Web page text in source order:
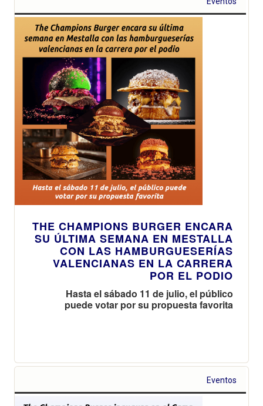
THE CHAMPIONS BURGER ENCARA
SU ÚLTIMA SEMANA EN MESTALLA
CON LAS HAMBURGUESERÍAS
VALENCIANAS EN LA CARRERA
POR EL PODIO
Hasta el sábado 11 de julio, el público
puede votar por su propuesta favorita
Eventos